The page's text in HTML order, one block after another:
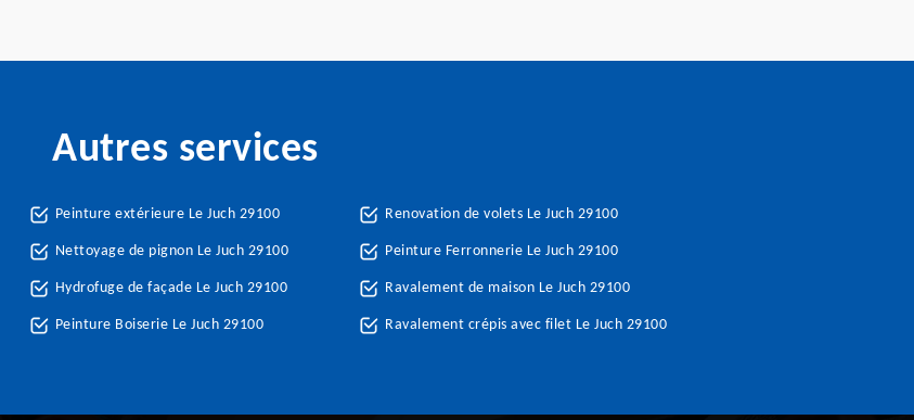
Autres services
Peinture extérieure Le Juch 29100
Nettoyage de pignon Le Juch 29100
Hydrofuge de façade Le Juch 29100
Peinture Boiserie Le Juch 29100
Renovation de volets Le Juch 29100
Peinture Ferronnerie Le Juch 29100
Ravalement de maison Le Juch 29100
Ravalement crépis avec filet Le Juch 29100